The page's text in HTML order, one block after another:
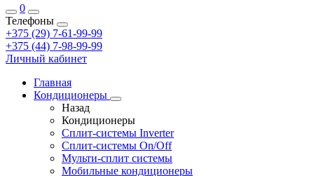
0
Телефоны
+375 (29) 7-61-99-99
+375 (44) 7-98-99-99
Личный кабинет
Главная
Кондиционеры
Назад
Кондиционеры
Сплит-системы Inverter
Сплит-системы On/Off
Мульти-сплит системы
Мобильные кондиционеры